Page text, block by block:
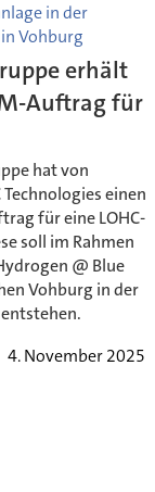
in der
Vohburg
erhält
Auftrag für
hat von
einen
für eine LOHC-
soll im Rahmen
@ Blue
Vohburg in der
4. November 2025